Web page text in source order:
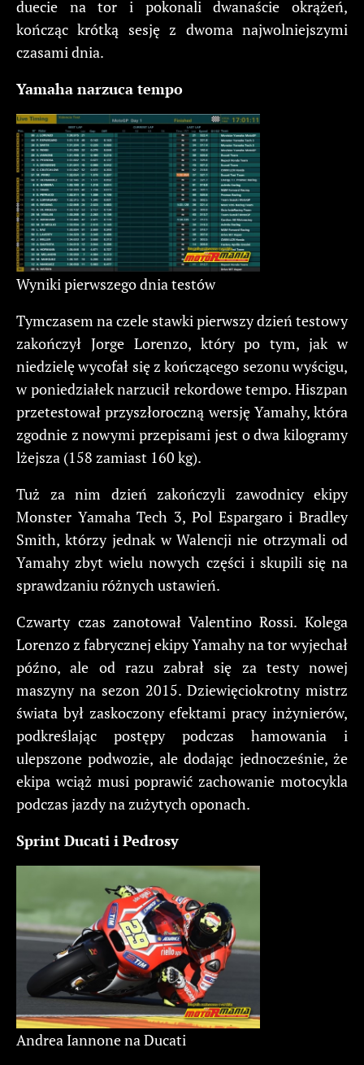
duecie na tor i pokonali dwanaście okrążeń,
kończąc krótką sesję z dwoma najwolniejszymi
czasami dnia.
Yamaha narzuca tempo
Wyniki pierwszego dnia testów
Tymczasem na czele stawki pierwszy dzień testowy
zakończył Jorge Lorenzo, który po tym, jak w
niedzielę wycofał się z kończącego sezonu wyścigu,
w poniedziałek narzucił rekordowe tempo. Hiszpan
przetestował przyszłoroczną wersję Yamahy, która
zgodnie z nowymi przepisami jest o dwa kilogramy
lżejsza (158 zamiast 160 kg).
Tuż za nim dzień zakończyli zawodnicy ekipy
Monster Yamaha Tech 3, Pol Espargaro i Bradley
Smith, którzy jednak w Walencji nie otrzymali od
Yamahy zbyt wielu nowych części i skupili się na
sprawdzaniu różnych ustawień.
Czwarty czas zanotował Valentino Rossi. Kolega
Lorenzo z fabrycznej ekipy Yamahy na tor wyjechał
późno, ale od razu zabrał się za testy nowej
maszyny na sezon 2015. Dziewięciokrotny mistrz
świata był zaskoczony efektami pracy inżynierów,
podkreślając postępy podczas hamowania i
ulepszone podwozie, ale dodając jednocześnie, że
ekipa wciąż musi poprawić zachowanie motocykla
podczas jazdy na zużytych oponach.
Sprint Ducati i Pedrosy
Andrea Iannone na Ducati